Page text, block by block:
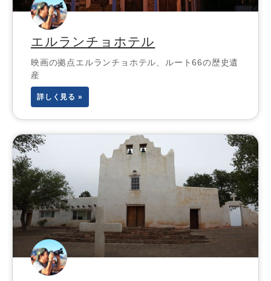
エルランチョホテル
映画の拠点エルランチョホテル、ルート66の歴史遺
産
詳しく見る »